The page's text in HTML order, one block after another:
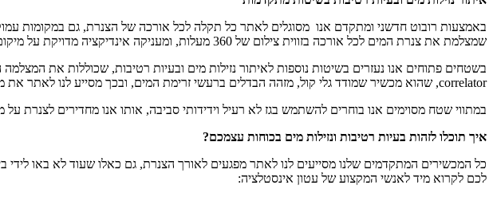
באמצעות רובוט חדשני ומתקדם אנו מסוגלים לאתר כל תקלה לכל אורכה של הצנרת, גם במקומות
שמצלמת את צנרת המים לכל אורכה בזווית צילום של 360 מעלות, ומעניקה אינדיקציה מדויקת על מיקום הבעיה ומהותה, ובכך מסייעת לנו לתכנן את אסטרטגיית הפעולה לצורך מתן פתרון יעיל בדרך המהירה ביותר.
בשטחים פתוחים אנו נעזרים בשיטות נוספות לאיתור נזילות מים ובעיות רטיבות, שכוללות את
correlator, שהוא מכשיר שמודד גלי קול, מזהה הבדלים ברעשי זרימת המים, ובכך מסייע לנו לאתר את מיקום הנזילה.
במתווי שטח מסוימים אנו בוחרים להשתמש בגז לא רעיל וידידותי סביבה, אותו אנו מחדירים לצנרת על
איך תוכלו לזהות בעיות רטיבות ונזילות מים בכוחות עצמכם?
כל המכשירים המתקדמים שלנו מסייעים לנו לאתר מפגעים לאורך הצנרת, גם כאלו שעוד לא באו לידי
לכם לקרוא מיד לאנשי המקצוע של עטון אינסטלציה: